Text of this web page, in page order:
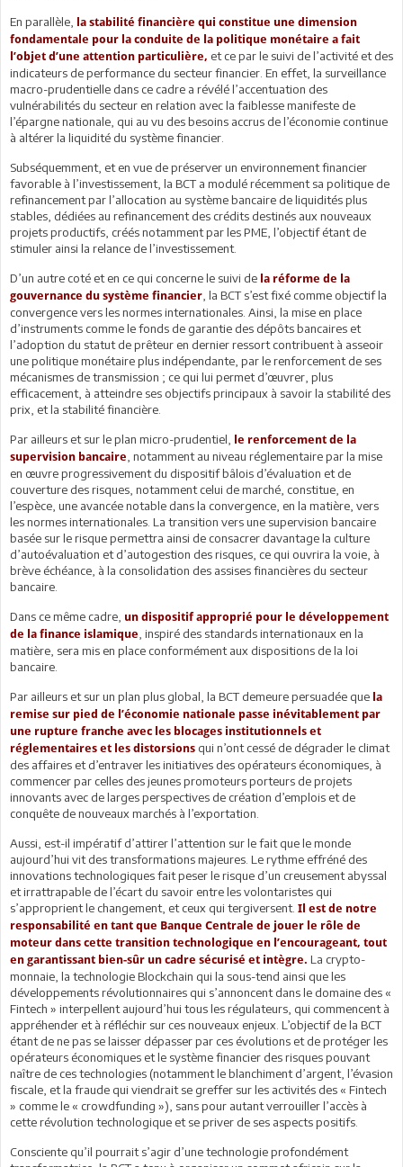
En parallèle,
la stabilité financière qui constitue une dimension
fondamentale pour la conduite de la politique monétaire a fait
l’objet d’une attention particulière, et ce par le suivi de l’activité et des
indicateurs de performance du secteur financier. En effet, la surveillance
macro-prudentielle dans ce cadre a révélé l’accentuation des
vulnérabilités du secteur en relation avec la faiblesse manifeste de
l’épargne nationale, qui au vu des besoins accrus de l’économie continue
à altérer la liquidité du système financier.
Subséquemment, et en vue de préserver un environnement financier
favorable à l’investissement, la BCT a modulé récemment sa politique de
refinancement par l’allocation au système bancaire de liquidités plus
stables, dédiées au refinancement des crédits destinés aux nouveaux
projets productifs, créés notamment par les PME, l’objectif étant de
stimuler ainsi la relance de l’investissement.
D’un autre coté et en ce qui concerne le suivi de la réforme de la
gouvernance du système financier , la BCT s’est fixé comme objectif la
convergence vers les normes internationales. Ainsi, la mise en place
d’instruments comme le fonds de garantie des dépôts bancaires et
l’adoption du statut de prêteur en dernier ressort contribuent à asseoir
une politique monétaire plus indépendante, par le renforcement de ses
mécanismes de transmission ; ce qui lui permet d’œuvrer, plus
efficacement, à atteindre ses objectifs principaux à savoir la stabilité des
prix, et la stabilité financière.
Par ailleurs et sur le plan micro-prudentiel,
le renforcement de la
supervision bancaire , notamment au niveau réglementaire par la mise
en œuvre progressivement du dispositif bâlois d’évaluation et de
couverture des risques, notamment celui de marché, constitue, en
l’espèce, une avancée notable dans la convergence, en la matière, vers
les normes internationales. La transition vers une supervision bancaire
basée sur le risque permettra ainsi de consacrer davantage la culture
d’autoévaluation et d’autogestion des risques, ce qui ouvrira la voie, à
brève échéance, à la consolidation des assises financières du secteur
bancaire.
Dans ce même cadre, un dispositif approprié pour le développement
de la finance islamique , inspiré des standards internationaux en la
matière, sera mis en place conformément aux dispositions de la loi
bancaire.
Par ailleurs et sur un plan plus global, la BCT demeure persuadée que la
remise sur pied de l’économie nationale passe inévitablement par
une rupture franche avec les blocages institutionnels et
réglementaires et les distorsions qui n’ont cessé de dégrader le climat
des affaires et d’entraver les initiatives des opérateurs économiques, à
commencer par celles des jeunes promoteurs porteurs de projets
innovants avec de larges perspectives de création d’emplois et de
conquête de nouveaux marchés à l’exportation.
Aussi, est-il impératif d’attirer l’attention sur le fait que le monde
aujourd’hui vit des transformations majeures. Le rythme effréné des
innovations technologiques fait peser le risque d’un creusement abyssal
et irrattrapable de l’écart du savoir entre les volontaristes qui
s’approprient le changement, et ceux qui tergiversent. Il est de notre
responsabilité en tant que Banque Centrale de jouer le rôle de
moteur dans cette transition technologique en l’encourageant, tout
en garantissant bien-sûr un cadre sécurisé et intègre. La crypto-
monnaie, la technologie Blockchain qui la sous-tend ainsi que les
développements révolutionnaires qui s’annoncent dans le domaine des «
Fintech » interpellent aujourd’hui tous les régulateurs, qui commencent à
appréhender et à réfléchir sur ces nouveaux enjeux. L’objectif de la BCT
étant de ne pas se laisser dépasser par ces évolutions et de protéger les
opérateurs économiques et le système financier des risques pouvant
naître de ces technologies (notamment le blanchiment d’argent, l’évasion
fiscale, et la fraude qui viendrait se greffer sur les activités des « Fintech
» comme le « crowdfunding »), sans pour autant verrouiller l’accès à
cette révolution technologique et se priver de ses aspects positifs.
Consciente qu’il pourrait s’agir d’une technologie profondément